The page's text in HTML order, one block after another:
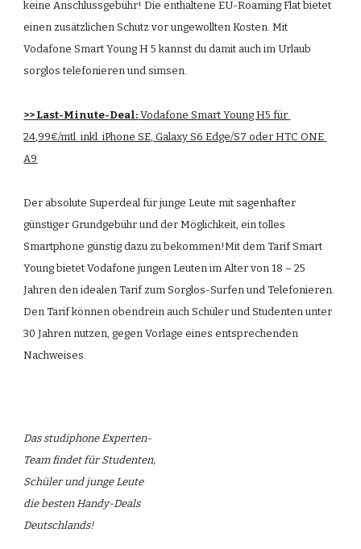
keine Anschlussgebühr! Die enthaltene EU-Roaming Flat bietet
einen zusätzlichen Schutz vor ungewollten Kosten. Mit
Vodafone Smart Young H 5 kannst du damit auch im Urlaub
sorglos telefonieren und simsen.
>> Last-Minute-Deal: Vodafone Smart Young H5 für
24,99€/mtl. inkl. iPhone SE, Galaxy S6 Edge/S7 oder HTC ONE
A9
Der absolute Superdeal für junge Leute mit sagenhafter
günstiger Grundgebühr und der Möglichkeit, ein tolles
Smartphone günstig dazu zu bekommen!Mit dem Tarif Smart
Young bietet Vodafone jungen Leuten im Alter von 18 – 25
Jahren den idealen Tarif zum Sorglos-Surfen und Telefonieren.
Den Tarif können obendrein auch Schüler und Studenten unter
30 Jahren nutzen, gegen Vorlage eines entsprechenden
Nachweises.
Das studiphone Experten-
Team findet für Studenten,
Schüler und junge Leute
die besten Handy-Deals
Deutschlands!